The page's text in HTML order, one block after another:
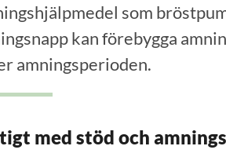
som
kan förebygga
amningsperioden.
med stöd och